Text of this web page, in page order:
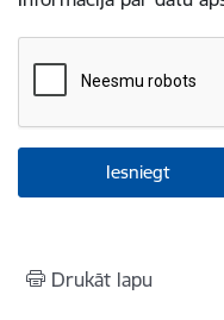
Drukāt lapu